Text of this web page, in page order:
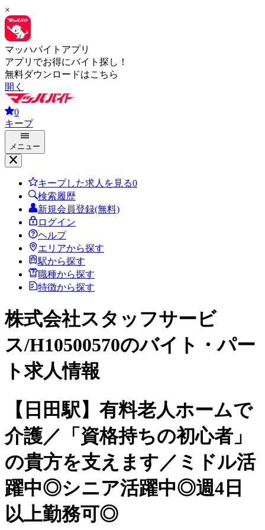
×
マッハバイトアプリ
アプリでお得にバイト探し！
無料ダウンロードはこちら
開く
0
キープ
メニュー
キープした求人を見る0
検索履歴
新規会員登録(無料)
ログイン
ヘルプ
エリアから探す
駅から探す
職種から探す
特徴から探す
株式会社スタッフサービ
ス/H10500570のバイト・パー
ト求人情報
【日田駅】有料老人ホームで
介護／「資格持ちの初心者」
の貴方を支えます／ミドル活
躍中◎シニア活躍中◎週4日
以上勤務可◎